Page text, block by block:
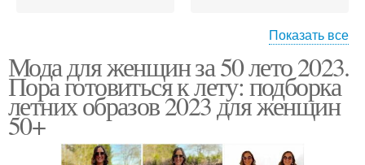
Образа в натуральных
материалах
Пляжный образ
Идеальный образ Образ в простоте
Показать все
Мода для женщин за 50 лето 2023.
Пора готовиться к лету: подборка
летних образов 2023 для женщин
50+